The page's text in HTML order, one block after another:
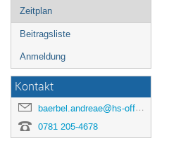
Zeitplan
Beitragsliste
Anmeldung
Kontakt
baerbel.andreae@hs-offenburg.de
0781 205-4678